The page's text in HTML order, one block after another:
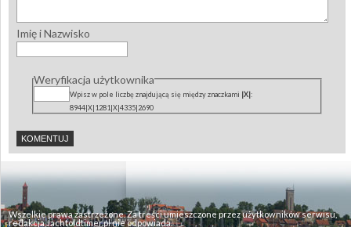
Imię i Nazwisko
Weryfikacja użytkownika
Wpisz w pole liczbę znajdującą się między znaczkami |X|:
8944|X|1281|X|4335|2690
Wszelkie prawa zastrzeżone. Za treści umieszczone przez użytkowników serwisu,
redakcja Jachtoldtimer.pl nie odpowiada.